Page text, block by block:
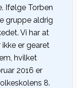
Ifølge Torben
gruppe aldrig
Vi har at
er gearet
hvilket
2016 er
8.